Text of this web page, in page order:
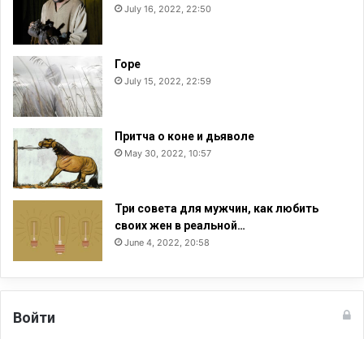
July 16, 2022, 22:50
Горе
July 15, 2022, 22:59
Притча о коне и дьяволе
May 30, 2022, 10:57
Три совета для мужчин, как любить
своих жен в реальной…
June 4, 2022, 20:58
Войти